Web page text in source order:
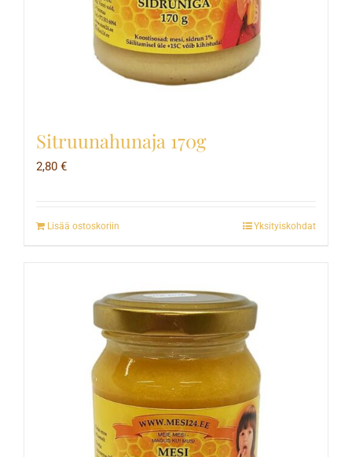
Sitruunahunaja 170g
2,80 €
Lisää ostoskoriin Yksityiskohdat